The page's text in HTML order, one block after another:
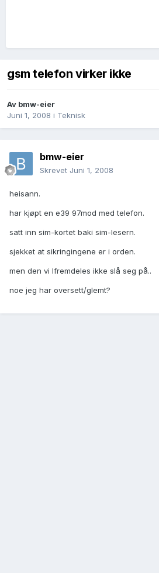
gsm telefon virker ikke
Av bmw-eier
Juni 1, 2008 i Teknisk
bmw-eier
Skrevet Juni 1, 2008
heisann.
har kjøpt en e39 97mod med telefon.
satt inn sim-kortet baki sim-lesern.
sjekket at sikringingene er i orden.
men den vi lfremdeles ikke slå seg på..
noe jeg har oversett/glemt?